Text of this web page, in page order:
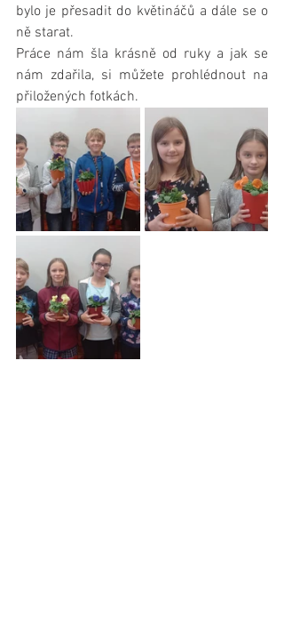
bylo je přesadit do květináčů a dále se o
ně starat.
Práce nám šla krásně od ruky a jak se
nám zdařila, si můžete prohlédnout na
přiložených fotkách.